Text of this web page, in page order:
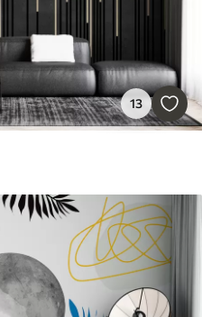
13